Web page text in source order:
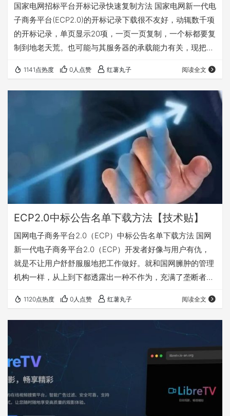
国家电网招标平台开标记录快速复制方法 国家电网新一代电
子商务平台(ECP2.0)的开标记录下载很不友好，动辄数千项
的开标记录，单页显示20项，一页一页复制，一个标都要复
制到地老天荒。也可能与其服务器的承载能力有关，现把网
忘，有兴趣的可关注收藏，随时查阅使用。 一、登录国家电
网新一代电子商务平台(ECP2.0)打开开标记录（按包查看）
二、选择采购项目名称，点击按包查看，不要按投标人查
看。 三、在新弹出页面显示每页数据数量20这个位置，右
键点检查。 四、在右边的代码栏…
1141点热度 0人点赞 红薯丸子 阅读全文
ECP2.0中标公告名单下载方法【技术贴】
国网电子商务平台2.0（ECP）中标公告名单下载方法 国网
新一代电子商务平台2.0（ECP）开发者好像与用户有仇，
就是不让用户舒舒服服地把工作做好。就和国网臃肿的管理
机构一样，从上到下都透露出一种不作为，充满了垄断者的
升级后，搜索功能极其垃圾，但不得不忍受，居然对中标公
告中的PDF文件进行了权限限制，只能预览，不让下载、复
制和打印。 下面介绍的方法，通过对一些参数的调整，可以
在网页端对中标公告中的PDF文件直接下载，此方法比较简
单，适合网络小白使用。 【由于…
1120点热度 0人点赞 红薯丸子 阅读全文